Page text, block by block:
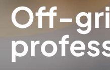
Off-